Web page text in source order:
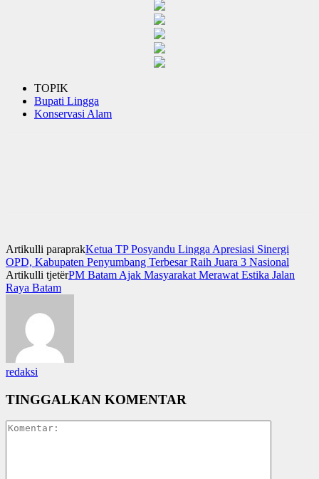
TOPIK
Bupati Lingga
Konservasi Alam
Artikulli paraprakKetua TP Posyandu Lingga Apresiasi Sinergi
OPD, Kabupaten Penyumbang Terbesar Raih Juara 3 Nasional
Artikulli tjetërPM Batam Ajak Masyarakat Merawat Estika Jalan
Raya Batam
redaksi
TINGGALKAN KOMENTAR